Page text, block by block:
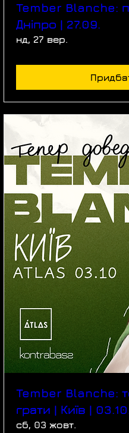
Tember Blanche:
Дніпро | 27.09.
нд, 27 вер.
Tember Blanche:
грати | Київ |
сб, 03 жовт.